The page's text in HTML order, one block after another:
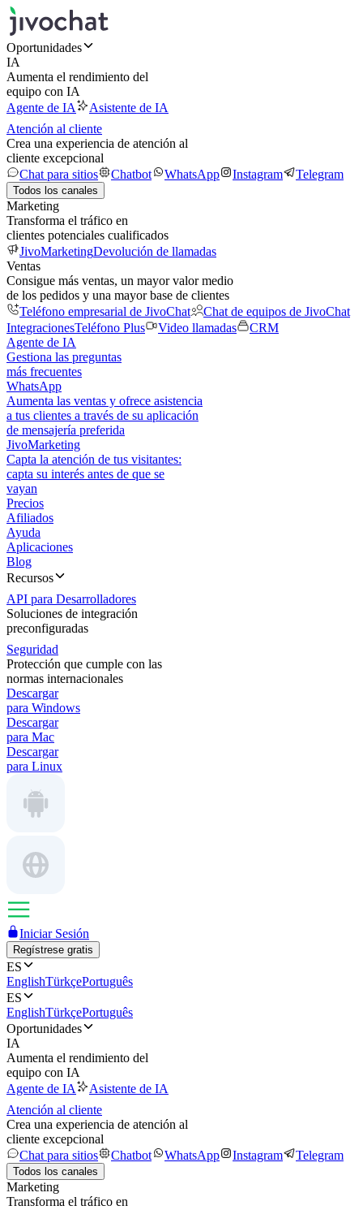
Oportunidades
IA
Aumenta el rendimiento del
equipo con IA
Agente de IA
Asistente de IA
Atención al cliente
Crea una experiencia de atención al
cliente excepcional
Chat para sitios
Chatbot WhatsApp Instagram Telegram
Todos los canales
Marketing
Transforma el tráfico en
clientes potenciales cualificados
JivoMarketingDevolución de llamadas
Ventas
Consigue más ventas, un mayor valor medio
de los pedidos y una mayor base de clientes
Teléfono empresarial de JivoChat
Chat de equipos de JivoChat
IntegracionesTeléfono Plus Video llamadas
CRM
Agente de IA
Gestiona las preguntas
más frecuentes
WhatsApp
Aumenta las ventas y ofrece asistencia
a tus clientes a través de su aplicación
de mensajería preferida
JivoMarketing
Capta la atención de tus visitantes:
capta su interés antes de que se
vayan
Precios
Afiliados
Ayuda
Aplicaciones
Blog
Recursos
API para Desarrolladores
Soluciones de integración
preconfiguradas
Seguridad
Protección que cumple con las
normas internacionales
Descargar
para Windows
Descargar
para Mac
Descargar
para Linux
Iniciar Sesión
Regístrese gratis
ES
EnglishTürkçePortuguês
ES
EnglishTürkçePortuguês
Oportunidades
IA
Aumenta el rendimiento del
equipo con IA
Agente de IA
Asistente de IA
Atención al cliente
Crea una experiencia de atención al
cliente excepcional
Chat para sitios
Chatbot WhatsApp Instagram Telegram
Todos los canales
Marketing
Transforma el tráfico en